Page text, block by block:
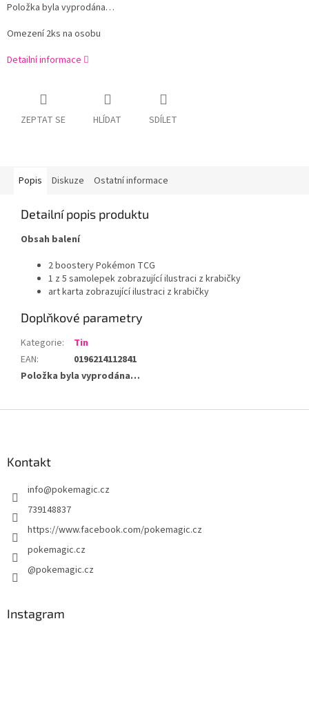
Položka byla vyprodána…
Omezení 2ks na osobu
Detailní informace
ZEPTAT SE HLÍDAT SDÍLET
Popis Diskuze Ostatní informace
Detailní popis produktu
Obsah balení
2 boostery Pokémon TCG
1 z 5 samolepek zobrazující ilustraci z krabičky
art karta zobrazující ilustraci z krabičky
Doplňkové parametry
Kategorie:
Tin
EAN:
0196214112841
Položka byla vyprodána…
Kontakt
info@pokemagic.cz
739148837
https://www.facebook.com/pokemagic.cz
pokemagic.cz
@pokemagic.cz
Instagram